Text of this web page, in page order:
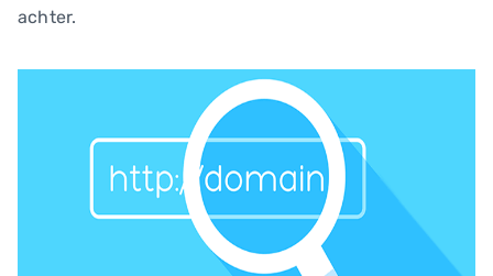
achter.